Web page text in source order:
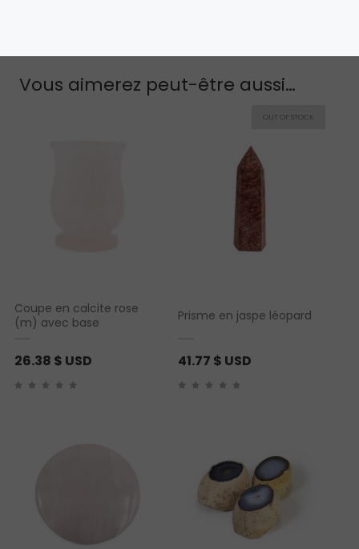
Vous aimerez peut-être aussi…
Coupe en calcite rose
(m) avec base
26.38 $ USD
Prisme en jaspe léopard
41.77 $ USD